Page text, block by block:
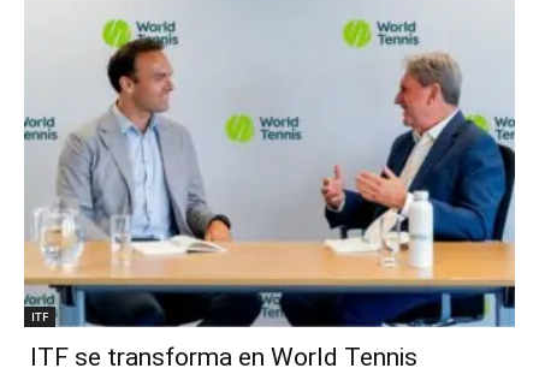
ITF
ITF se transforma en World Tennis